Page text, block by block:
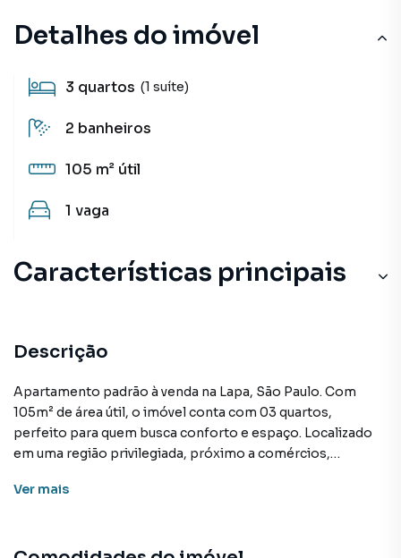
Detalhes do imóvel
3 quartos (1 suíte)
2 banheiros
105 m² útil
1 vaga
Características principais
Salão de Festas
Elevador
Taco madeira
Descrição
Apartamento padrão à venda na Lapa, São Paulo. Com
105m² de área útil, o imóvel conta com 03 quartos,
perfeito para quem busca conforto e espaço. Localizado
em uma região privilegiada, próximo a comércios,
desocupado, pronto para receber a mudança da nova
Ver mais